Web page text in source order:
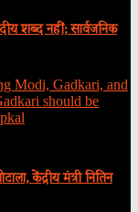
शब्द नहीं; सार्वजनिक
केंद्रीय मंत्री नितिन